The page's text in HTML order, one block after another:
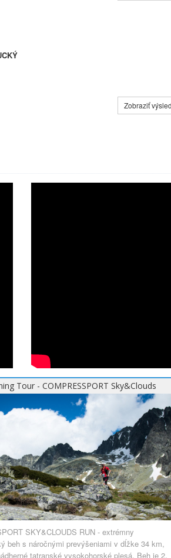
Zobraziť
Tour - COMPRESSPORT Sky&Clouds
SKY&CLOUDS RUN - extrémny
beh s náročnými prevýšeniami v dĺžke 34 km,
tatranské vysokohorské plesá. Beh je 2.